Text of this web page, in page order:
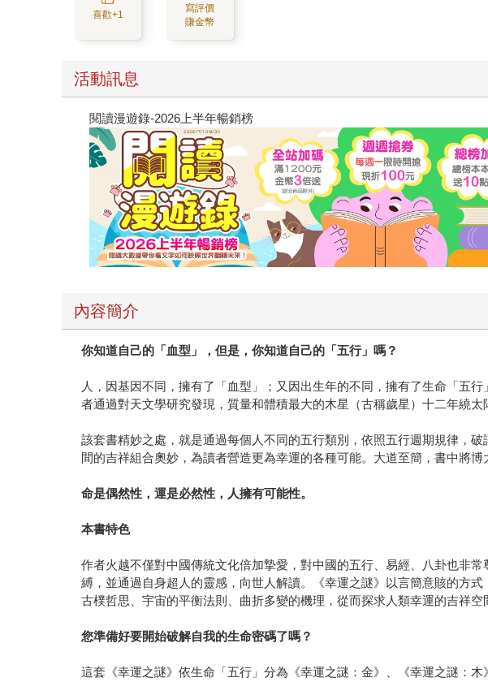
喜歡+1
寫評價
賺金幣
活動訊息
閱讀漫遊錄-2026上半年暢銷榜
內容簡介
你知道自己的「血型」，但是，你知道自己的「五行」嗎？
人，因基因不同，擁有了「血型」；又因出生年的不同，擁有了生命「五
者通過對天文學研究發現，質量和體積最大的木星（古稱歲星）十二年繞
該套書精妙之處，就是通過每個人不同的五行類別，依照五行週期規律，
間的吉祥組合奧妙，為讀者營造更為幸運的各種可能。大道至簡，書中將
命是偶然性，運是必然性，人擁有可能性。
本書特色
作者火越不僅對中國傳統文化倍加摯愛，對中國的五行、易經、八卦也非
縛，並通過自身超人的靈感，向世人解讀。《幸運之謎》以言簡意賅的方
古樸哲思、宇宙的平衡法則、曲折多變的機理，從而探求人類幸運的吉祥
您準備好要開始破解自我的生命密碼了嗎？
這套《幸運之謎》依生命「五行」分為《幸運之謎：金》、《幸運之謎：